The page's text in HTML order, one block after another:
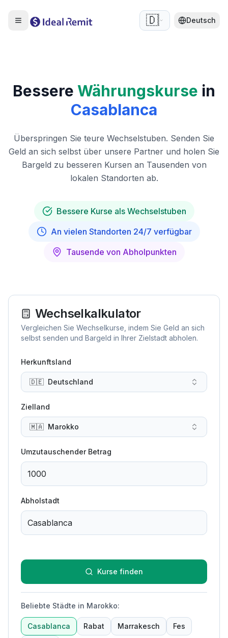
🇩🇪 Deutsch
Bessere Währungskurse in
Casablanca
Überspringen Sie teure Wechselstuben. Senden Sie
Geld an sich selbst über unsere Partner und holen Sie
Bargeld zu besseren Kursen an Tausenden von
lokalen Standorten ab.
Bessere Kurse als Wechselstuben
An vielen Standorten 24/7 verfügbar
Tausende von Abholpunkten
Wechselkalkulator
Vergleichen Sie Wechselkurse, indem Sie Geld an sich
selbst senden und Bargeld in Ihrer Zielstadt abholen.
Herkunftsland
🇩🇪 Deutschland
Zielland
🇲🇦 Marokko
Umzutauschender Betrag
Abholstadt
Kurse finden
Beliebte Städte in Marokko:
Casablanca Rabat Marrakesch Fes